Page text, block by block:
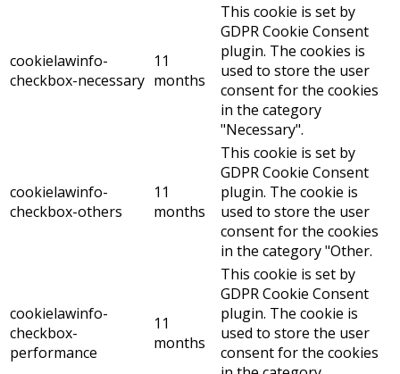
cookielawinfo-
checkbox-necessary
11
months
This cookie is set by
GDPR Cookie Consent
plugin. The cookies is
used to store the user
consent for the cookies
in the category
"Necessary".
cookielawinfo-
checkbox-others
11
months
This cookie is set by
GDPR Cookie Consent
plugin. The cookie is
used to store the user
consent for the cookies
in the category "Other.
cookielawinfo-
checkbox-
performance
11
months
This cookie is set by
GDPR Cookie Consent
plugin. The cookie is
used to store the user
consent for the cookies